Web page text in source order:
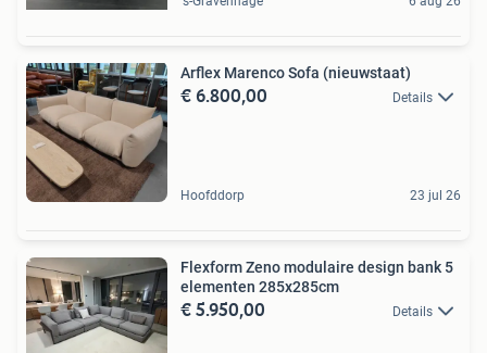
Arflex Marenco Sofa (nieuwstaat)
€ 6.800,00 Details
Hoofddorp 23 jul 26
Flexform Zeno modulaire design bank 5
elementen 285x285cm
€ 5.950,00 Details